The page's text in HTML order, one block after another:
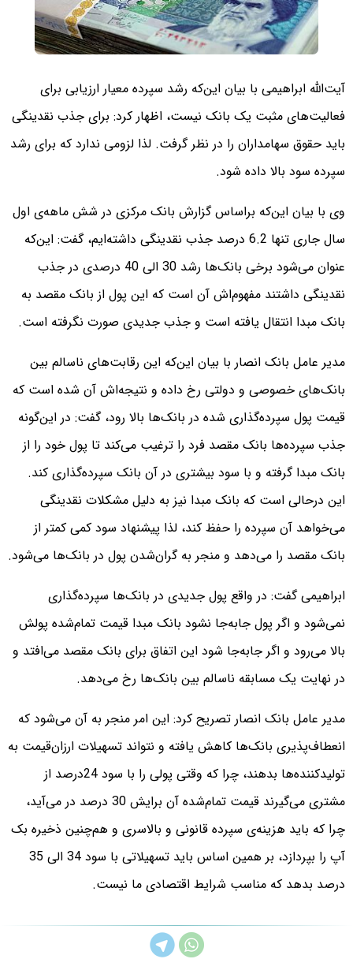
آیت‌الله ابراهیمی با بیان این‌که رشد سپرده معیار ارزیابی برای
فعالیت‌های مثبت یک بانک نیست، اظهار کرد: برای جذب نقدینگی
باید حقوق سهامداران را در نظر گرفت. لذا لزومی ندارد که برای رشد
سپرده سود بالا داده شود.
وی با بیان این‌که براساس گزارش بانک مرکزی در شش ماهه‌ی اول
سال جاری تنها 6.2 درصد جذب نقدینگی داشته‌ایم، گفت: این‌که
عنوان می‌شود برخی بانک‌ها رشد 30 الی 40 درصدی در جذب
نقدینگی داشتند مفهوم‌اش آن است که این پول از بانک مقصد به
بانک مبدا انتقال یافته است و جذب جدیدی صورت نگرفته است.
مدیر عامل بانک انصار با بیان این‌که این رقابت‌های ناسالم بین
بانک‌های خصوصی و دولتی رخ داده و نتیجه‌اش آن شده است که
قیمت پول سپرده‌گذاری‌ شده در بانک‌ها بالا‌ رود، گفت: در این‌گونه
جذب سپرده‌ها بانک مقصد فرد را ترغیب می‌کند تا پول خود را از
بانک مبدا گرفته و با سود بیشتری در آن بانک سپرده‌گذاری کند.
این درحالی است که بانک مبدا نیز به دلیل مشکلات نقدینگی
می‌خواهد آن سپرده را حفظ کند، لذا پیشنهاد سود کمی کمتر از
بانک مقصد را می‌دهد و منجر به گران‌شدن پول در بانک‌ها می‌شود.
ابراهیمی گفت: در واقع پول جدیدی در بانک‌ها سپرده‌گذاری
نمی‌شود و اگر پول جابه‌جا نشود بانک مبدا قیمت تمام‌شده پولش
بالا می‌رود و اگر جابه‌جا شود این اتفاق برای بانک مقصد می‌افتد و
در نهایت یک مسابقه ناسالم بین بانک‌ها رخ می‌دهد.
مدیر عامل بانک انصار تصریح کرد: این امر منجر به آن می‌شود که
انعطاف‌پذیری بانک‌ها کاهش یافته و نتواند تسهیلات ارزان‌قیمت به
تولید‌کننده‌ها بدهند، چرا که وقتی پولی را با سود 24درصد از
مشتری می‌گیرند قیمت تمام‌شده آن برایش 30 درصد در می‌آید،
چرا که باید هزینه‌ی سپرده قانونی و بالاسری و هم‌چنین ذخیره بک
آپ را بپردازد، بر همین اساس باید تسهیلاتی با سود 34 الی 35
درصد بدهد که مناسب شرایط اقتصادی ما نیست.